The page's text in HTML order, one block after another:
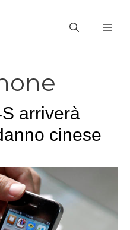
arriverà
cinese